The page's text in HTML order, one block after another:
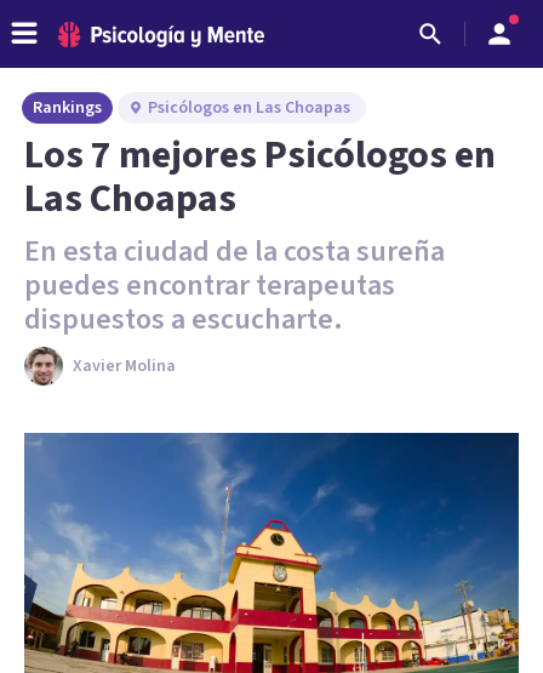
Rankings Psicólogos en Las Choapas
Los 7 mejores Psicólogos en
Las Choapas
En esta ciudad de la costa sureña
puedes encontrar terapeutas
dispuestos a escucharte.
Xavier Molina